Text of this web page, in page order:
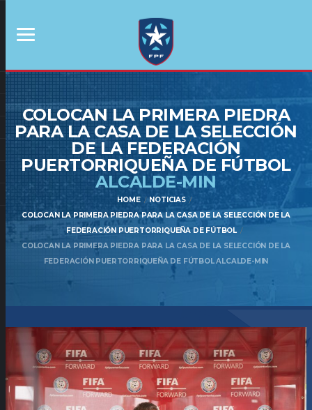
COLOCAN LA PRIMERA PIEDRA
PARA LA CASA DE LA SELECCIÓN
DE LA FEDERACIÓN
PUERTORRIQUEÑA DE FÚTBOL
ALCALDE-MIN
HOME
NOTICIAS
COLOCAN LA PRIMERA PIEDRA PARA LA CASA DE LA SELECCIÓN DE LA
FEDERACIÓN PUERTORRIQUEÑA DE FÚTBOL
COLOCAN LA PRIMERA PIEDRA PARA LA CASA DE LA SELECCIÓN DE LA
FEDERACIÓN PUERTORRIQUEÑA DE FÚTBOL ALCALDE-MIN